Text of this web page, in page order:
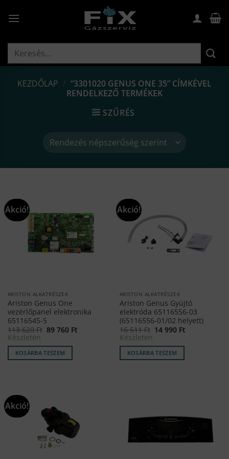
Keresés
KEZDŐLAP / “3301020 GENUS ONE 35” CÍMKÉVEL
RENDELKEZŐ TERMÉKEK
SZŰRÉS
Akció!
ARISTON ALKATRÉSZEK
Ariston Genus One
vezérlőpanel elektronika
65116545-5
113 620Ft Original
113
620 Ft.
89 760 FtCurrent
Készleten
KOSÁRBA TESZEM
Akció!
ARISTON ALKATRÉSZEK
Ariston Genus Gyújtó
elektróda 65116556-03
(65116556-01/02 helyett)
16 511Ft Original
16
511 Ft.
14 990 FtCurrent
Készleten
KOSÁRBA TESZEM
Akció!